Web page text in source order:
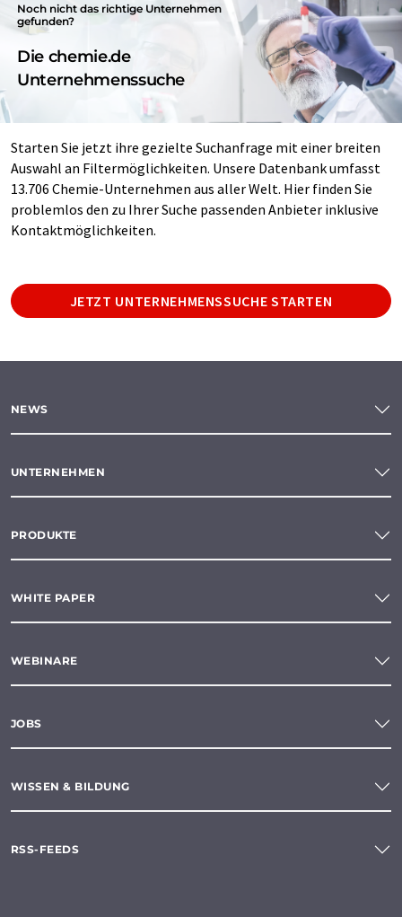
Noch nicht das richtige Unternehmen
gefunden?
Die chemie.de
Unternehmenssuche
Starten Sie jetzt ihre gezielte Suchanfrage mit einer breiten
Auswahl an Filtermöglichkeiten. Unsere Datenbank umfasst
13.706 Chemie-Unternehmen aus aller Welt. Hier finden Sie
problemlos den zu Ihrer Suche passenden Anbieter inklusive
Kontaktmöglichkeiten.
JETZT UNTERNEHMENSSUCHE STARTEN
NEWS
UNTERNEHMEN
PRODUKTE
WHITE PAPER
WEBINARE
JOBS
WISSEN & BILDUNG
RSS-FEEDS